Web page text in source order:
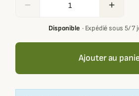
remove add
Disponible· Expédié sous 5/ 7
Ajouter au